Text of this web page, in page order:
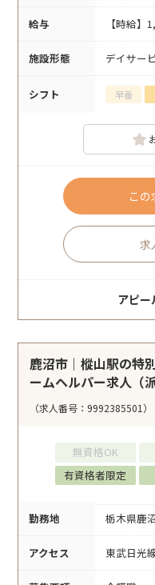
給与 【時給】
施設形態 デイサー
シフト 早番
この
求
アピー
鹿沼市｜樅山駅の特
ームヘルパー求人（
（求人番号：9992385501）
無資格OK
有資格者限定
勤務地 栃木県鹿
アクセス 東武日光